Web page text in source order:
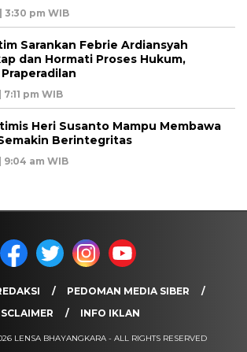
3:30 pm WIB
Sarankan Febrie Ardiansyah
dan Hormati Proses Hukum,
pm WIB
Heri Susanto Mampu Membawa
Berintegritas
9:04 am WIB
PEDOMAN MEDIA SIBER
INFO IKLAN
LENSA BHAYANGKARA - ALL RIGHTS RESERVED